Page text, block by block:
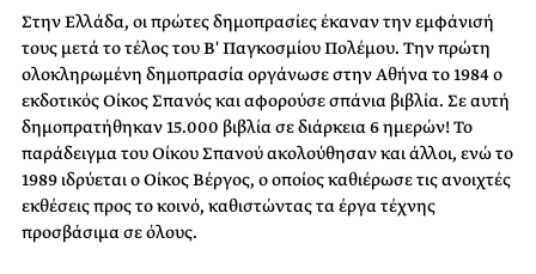
Στην Ελλάδα, οι πρώτες δημοπρασίες έκαναν την εμφάνισή
τους μετά το τέλος του Β′ Παγκοσμίου Πολέμου. Την πρώτη
ολοκληρωμένη δημοπρασία οργάνωσε στην Αθήνα το 1984 ο
εκδοτικός Οίκος Σπανός και αφορούσε σπάνια βιβλία. Σε αυτή
δημοπρατήθηκαν 15.000 βιβλία σε διάρκεια 6 ημερών! Το
παράδειγμα του Οίκου Σπανού ακολούθησαν και άλλοι, ενώ το
1989 ιδρύεται ο Οίκος Βέργος, ο οποίος καθιέρωσε τις ανοιχτές
εκθέσεις προς το κοινό, καθιστώντας τα έργα τέχνης
προσβάσιμα σε όλους.